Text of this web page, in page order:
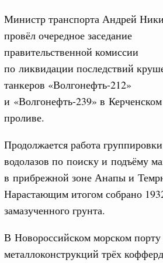
Министр транспорта Андрей
провёл очередное заседание
правительственной комиссии
по ликвидации последствий
танкеров «Волгонефть-212»
и «Волгонефть-239» в Керченском
проливе.
Продолжается работа группировки
водолазов по поиску и подъёму
в прибрежной зоне Анапы и
Нарастающим итогом собрано
замазученного грунта.
В Новороссийском морском порту
металлоконструкций трёх
9 августа, воскресенье
в сфере строительства
поздравил
профессиональный праздник
8 августа, суббота
политика в сфере